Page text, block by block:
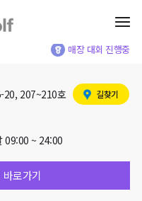
매장 대회 진행중
20, 207~210호 길찾기
09:00 ~ 24:00
로가기